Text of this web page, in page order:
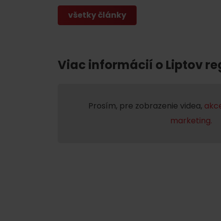
Mara Bus
všetky články
Viac informácií o Liptov
Prosím, pre zobrazenie videa,
marketing.